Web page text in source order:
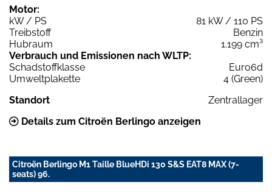
Motor:
kW / PS
81 kW / 110 PS
Treibstoff
Benzin
Hubraum
1.199 cm³
Verbrauch und Emissionen nach WLTP:
Schadstoffklasse
Euro6d
Umweltplakette
4 (Green)
Standort
Zentrallager
Details zum Citroën Berlingo anzeigen
Citroën Berlingo M1 Taille BlueHDi 130 S&S EAT8 MAX (7-
seats) 96.